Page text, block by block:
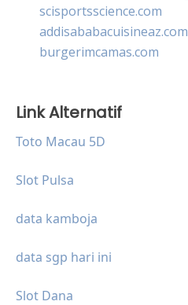
scisportsscience.com
addisababacuisineaz.com
burgerimcamas.com
Link Alternatif
Toto Macau 5D
Slot Pulsa
data kamboja
data sgp hari ini
Slot Dana